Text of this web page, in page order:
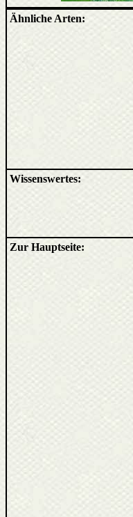
Ähnliche Arten:
Wissenswertes:
Zur Hauptseite: